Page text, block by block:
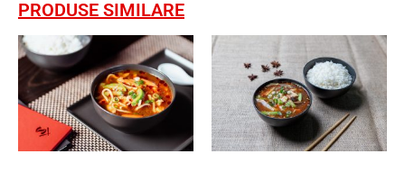
PRODUSE SIMILARE